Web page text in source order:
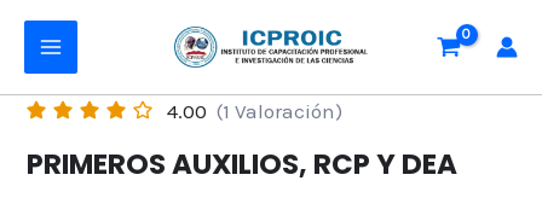
contenido
MAIN
MENU
4.00 (1 Valoración)
PRIMEROS AUXILIOS, RCP Y DEA